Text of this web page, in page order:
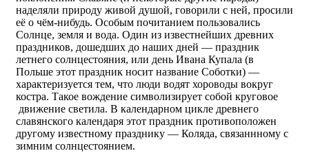
наделяли природу живой душой, говорили с ней, просили
её о чём-нибудь. Особым почитанием пользовались
Солнце, земля и вода. Один из известнейших древних
праздников, дошедших до наших дней — праздник
летнего солнцестояния, или день Ивана Купала (в
Польше этот праздник носит название Соботки) —
характеризуется тем, что люди водят хороводы вокруг
костра. Такое вождение символизирует собой круговое
движение светила. В календарном цикле древнего
славянского календаря этот праздник противоположен
другому известному празднику — Коляда, связаннному с
зимним солнцестоянием.